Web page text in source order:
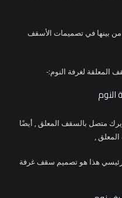
من بينها في تصميمات الأسقف
لغرفة النوم:-
متصل بالسقف المعلق , أيضًا
,
هذا هو تصميم سقف غرفة